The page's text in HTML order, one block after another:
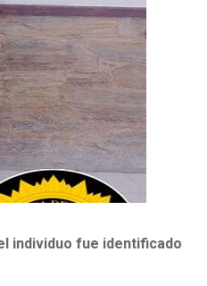
individuo fue identificado